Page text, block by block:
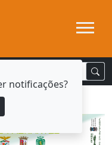
notificações?